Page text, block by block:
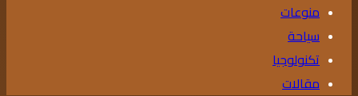
منوعات
سياحة
تكنولوجيا
مقالات